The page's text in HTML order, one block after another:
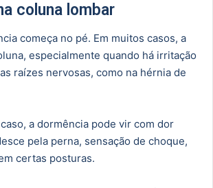
coluna lombar
começa no pé. Em muitos casos, a
especialmente quando há irritação
raízes nervosas, como na hérnia de
a dormência pode vir com dor
pela perna, sensação de choque,
certas posturas.